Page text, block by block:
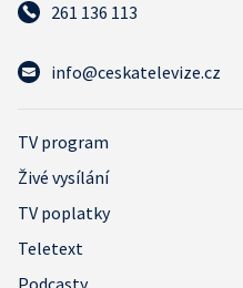
261 136 113
info@ceskatelevize.cz
TV program
Živé vysílání
TV poplatky
Teletext